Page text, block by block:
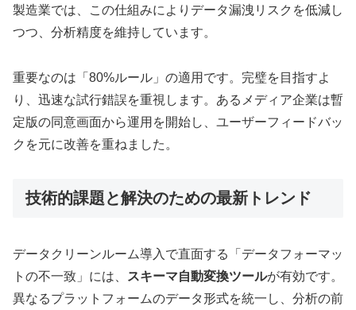
製造業では、この仕組みによりデータ漏洩リスクを低減し
つつ、分析精度を維持しています。
重要なのは「80%ルール」の適用です。完璧を目指すよ
り、迅速な試行錯誤を重視します。あるメディア企業は暫
定版の同意画面から運用を開始し、ユーザーフィードバッ
クを元に改善を重ねました。
技術的課題と解決のための最新トレンド
データクリーンルーム導入で直面する「データフォーマッ
トの不一致」には、
スキーマ自動変換ツールが有効です。
異なるプラットフォームのデータ形式を統一し、分析の前